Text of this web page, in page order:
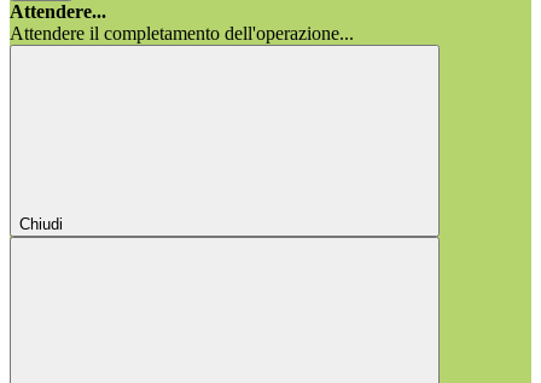
Attendere...
Attendere il completamento dell'operazione...
Chiudi